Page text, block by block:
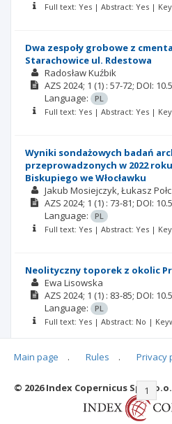
Full text: Yes | Abstract: Yes |
Dwa zespoły grobowe z
Starachowice ul. Rdestowa
Radosław Kuźbik
AZS 2024; 1 (1) : 57-72; DOI:
Language:
PL
Full text: Yes | Abstract: Yes |
Wyniki sondażowych badań
przeprowadzonych w 2022
Biskupiego we Włocławku
Jakub Mosiejczyk Łukasz
AZS 2024; 1 (1) : 73-81; DOI:
Language:
PL
Full text: Yes | Abstract: Yes |
Neolityczny toporek z okolic
Ewa Lisowska
AZS 2024; 1 (1) : 83-85; DOI:
Language:
PL
Full text: Yes | Abstract: No |
|< << 1 2
Main page . Rules . Privacy
© 2026 Index Copernicus Sp. z o.o.